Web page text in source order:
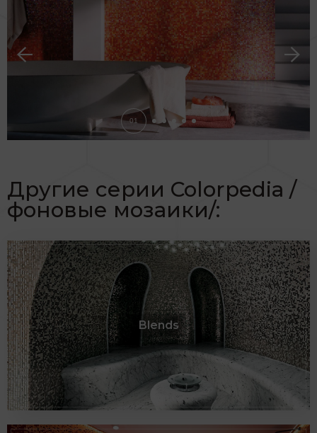
поверхности. Мозаика из коллекции Iridium
словно палитра талантливого художника, который
творит бессмертный шедевр.
01
Другие серии Colorpedia /
фоновые мозаики/:
Blends